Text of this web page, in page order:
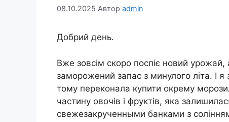
08.10.2025 Автор admin
Добрий день.
Вже зовсім скоро поспіє новий
заморожений запас з минулого літа. І
тому переконала купити окрему
частину овочів і фруктів, яка
свежезакрученными банками з